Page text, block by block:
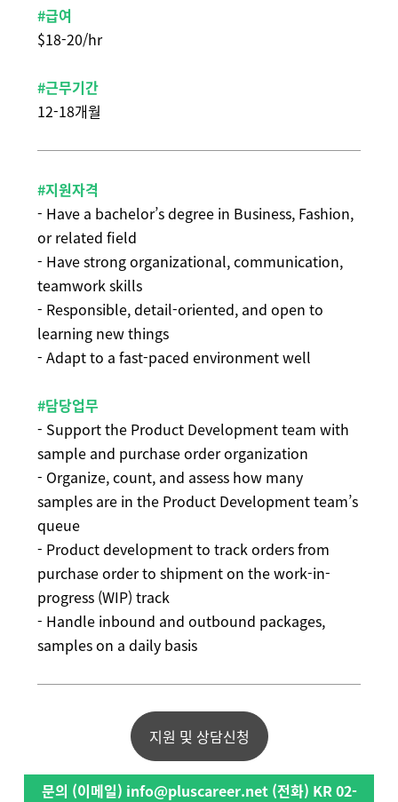
#급여
$18-20/hr
#근무기간
12-18개월
#지원자격
- Have a bachelor’s degree in Business, Fashion,
or related field
- Have strong organizational, communication,
teamwork skills
- Responsible, detail-oriented, and open to
learning new things
- Adapt to a fast-paced environment well
#담당업무
- Support the Product Development team with
sample and purchase order organization
- Organize, count, and assess how many
samples are in the Product Development team’s
queue
- Product development to track orders from
purchase order to shipment on the work-in-
progress (WIP) track
- Handle inbound and outbound packages,
samples on a daily basis
지원 및 상담신청
문의 (이메일) info@pluscareer.net (전화) KR 02-